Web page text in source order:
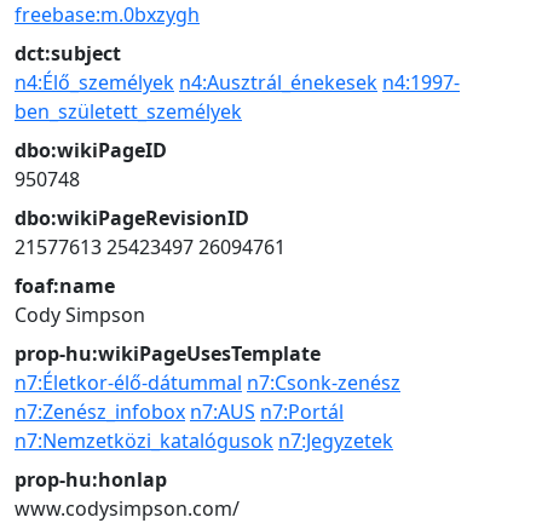
freebase:m.0bxzygh
dct:subject
n4:Élő_személyek n4:Ausztrál_énekesek n4:1997-
ben_született_személyek
dbo:wikiPageID
950748
dbo:wikiPageRevisionID
215776132542349726094761
foaf:name
Cody Simpson
prop-hu:wikiPageUsesTemplate
n7:Életkor-élő-dátummal n7:Csonk-zenész
n7:Zenész_infobox n7:AUS n7:Portál
n7:Nemzetközi_katalógusok n7:Jegyzetek
prop-hu:honlap
www.codysimpson.com/